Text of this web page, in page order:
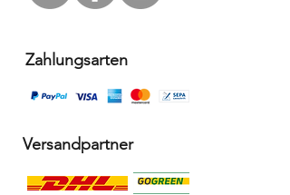
Zahlungsarten
Versandpartner